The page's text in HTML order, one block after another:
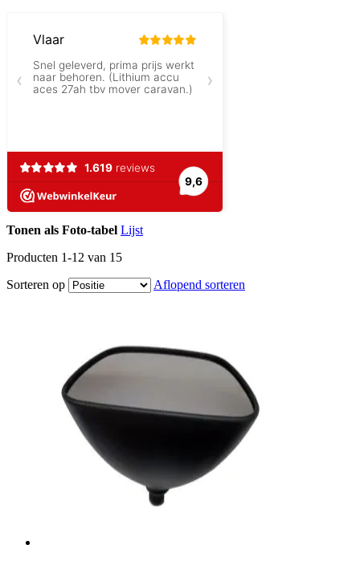
Tonen als Foto-tabel Lijst
Producten 1-12 van 15
Sorteren op
Aflopend sorteren